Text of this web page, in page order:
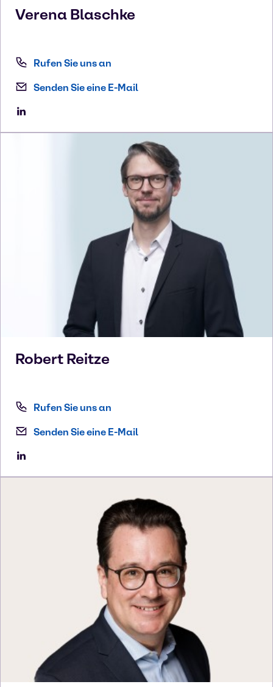
Verena Blaschke
Rufen Sie uns an
Senden Sie eine E-Mail
Robert Reitze
Rufen Sie uns an
Senden Sie eine E-Mail